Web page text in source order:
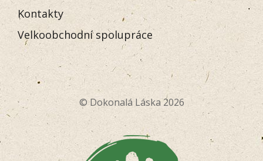
Kontakty
Velkoobchodní spolupráce
© Dokonalá Láska 2026